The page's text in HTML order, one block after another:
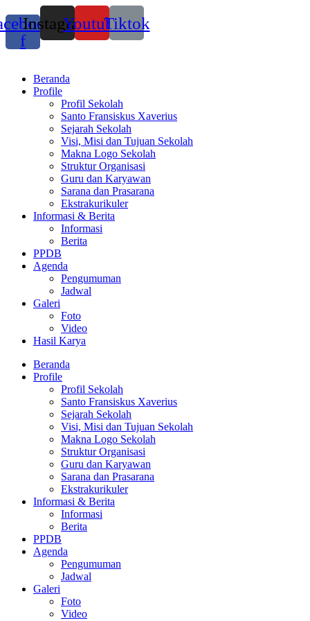
f
InstagramYoutubeTiktok
Beranda
Profile
Profil Sekolah
Santo Fransiskus Xaverius
Sejarah Sekolah
Visi, Misi dan Tujuan Sekolah
Makna Logo Sekolah
Struktur Organisasi
Guru dan Karyawan
Sarana dan Prasarana
Ekstrakurikuler
Informasi & Berita
Informasi
Berita
PPDB
Agenda
Pengumuman
Jadwal
Galeri
Foto
Video
Hasil Karya
Beranda
Profile
Profil Sekolah
Santo Fransiskus Xaverius
Sejarah Sekolah
Visi, Misi dan Tujuan Sekolah
Makna Logo Sekolah
Struktur Organisasi
Guru dan Karyawan
Sarana dan Prasarana
Ekstrakurikuler
Informasi & Berita
Informasi
Berita
PPDB
Agenda
Pengumuman
Jadwal
Galeri
Foto
Video